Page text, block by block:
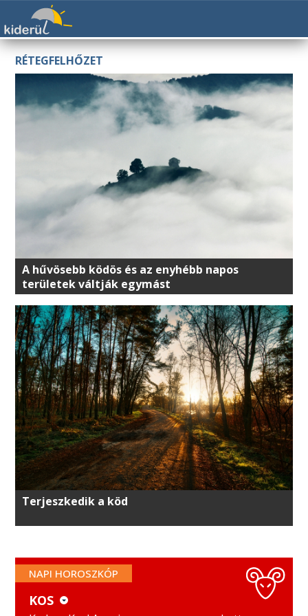
RÉTEGFELHŐZET
A hűvösebb ködös és az enyhébb napos
területek váltják egymást
Terjeszkedik a köd
NAPI HOROSZKÓP
KOS
KOS